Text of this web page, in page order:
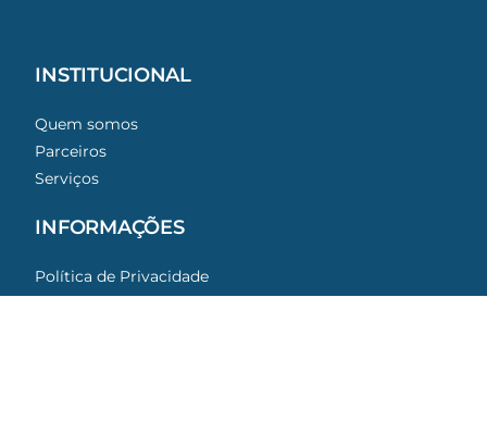
INSTITUCIONAL
Quem somos
Parceiros
Serviços
INFORMAÇÕES
Política de Privacidade
Get a Free Quote